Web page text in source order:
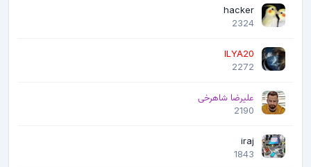
hacker
2324
ILYA20
2272
علیرضا شاهرخی
2190
iraj
1843